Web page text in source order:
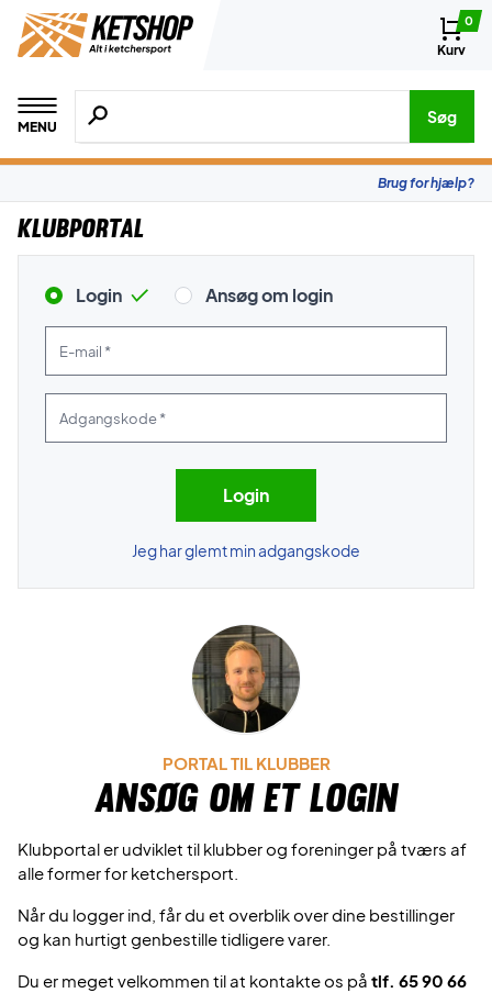
0
Kurv
MENU
Søg efter produkter, mærker etc.
Søg
Brug for hjælp?
Klubportal
Login Ansøg om login
Jeg har glemt min adgangskode
PORTAL TIL KLUBBER
Ansøg om et login
Klubportal er udviklet til klubber og foreninger på tværs af
alle former for ketchersport.
Når du logger ind, får du et overblik over dine bestillinger
og kan hurtigt genbestille tidligere varer.
Du er meget velkommen til at kontakte os på tlf. 65 90 66